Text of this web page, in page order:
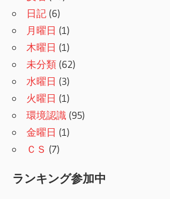
日記 (6)
月曜日 (1)
木曜日 (1)
未分類 (62)
水曜日 (3)
火曜日 (1)
環境認識 (95)
金曜日 (1)
ＣＳ (7)
ランキング参加中